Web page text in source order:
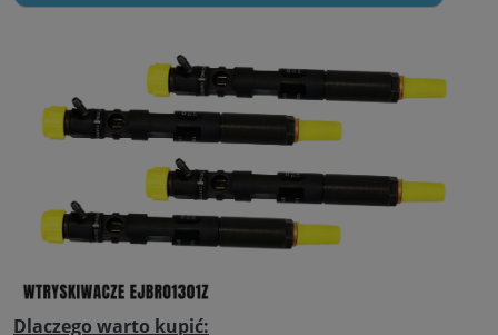
Dlaczego warto kupić: